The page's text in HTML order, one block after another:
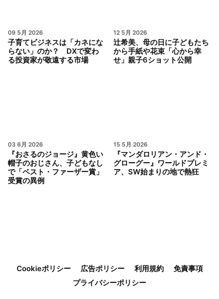
09 5月 2026
子育てビジネスは「カネにな
らない」のか？ DXで変わ
る投資家が敬遠する市場
12 5月 2026
辻希美、母の日に子どもたち
から手紙や花束「心から幸
せ」親子6ショット公開
03 6月 2026
『おさるのジョージ』黄色い
帽子のおじさん、子どもなし
で「ベスト・ファーザー賞」
受賞の異例
15 5月 2026
『マンダロリアン・アンド・
グローグー』ワールドプレミ
ア、SW始まりの地で熱狂
Cookieポリシー 広告ポリシー 利用規約
免責事項
プライバシーポリシー